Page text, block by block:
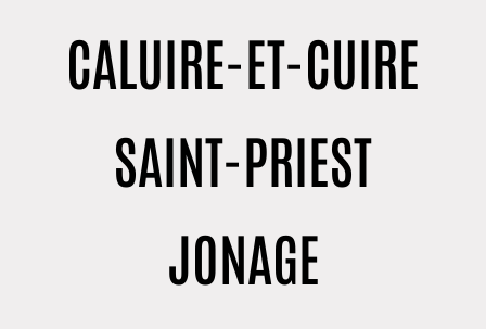
CALUIRE-ET-CUIRE
SAINT-PRIEST
JONAGE